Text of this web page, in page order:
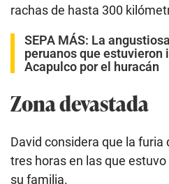
rachas de hasta 300
SEPA MÁS: La
peruanos que estuvieron
Acapulco por el huracán
Zona devastada
David considera que la furia
tres horas en las que
su familia.